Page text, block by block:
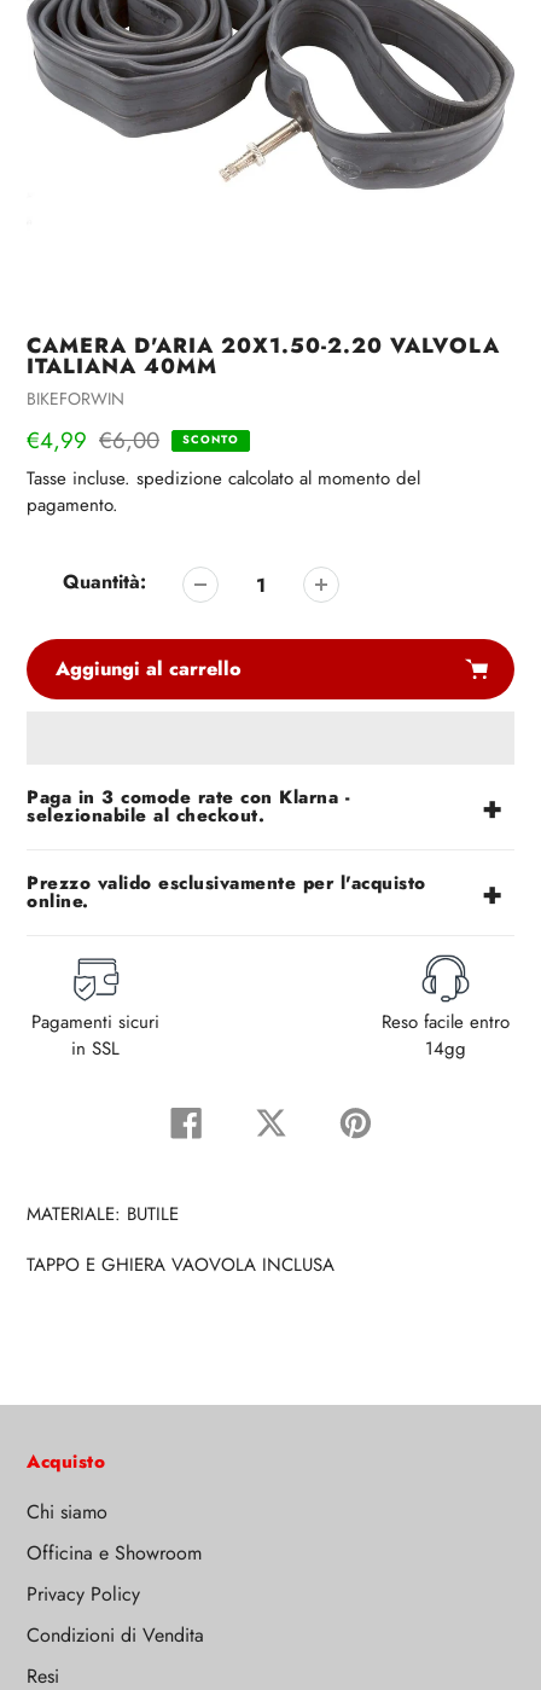
CAMERA D'ARIA 20X1.50-2.20 VALVOLA
ITALIANA 40MM
Venditrice
BIKEFORWIN
Prezzo
di
vendita
€4,99
Prezzo
regolare
€6,00 SCONTO
Tasse incluse. spedizione calcolato al momento del
pagamento.
Quantità:
Aggiungi al carrello
di
prodotto
tuo
carrello
Paga in 3 comode rate con Klarna -
selezionabile al checkout.
Prezzo valido esclusivamente per l'acquisto
online.
Pagamenti sicuri
in SSL
Reso facile entro
14gg
Condividi
su
Tweet
su
Pin
su
MATERIALE: BUTILE
TAPPO E GHIERA VAOVOLA INCLUSA
Acquisto
Chi siamo
Officina e Showroom
Privacy Policy
Condizioni di Vendita
Resi